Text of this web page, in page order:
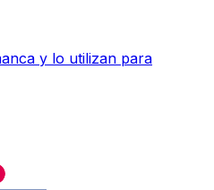
y lo utilizan para